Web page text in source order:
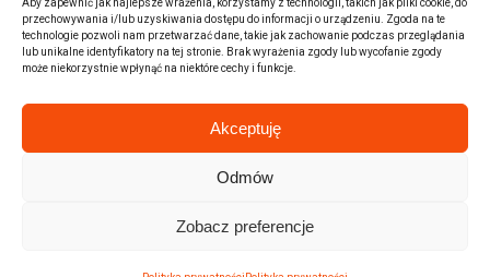
Aby zapewnić jak najlepsze wrażenia, korzystamy z technologii, takich jak pliki cookie, do
przechowywania i/lub uzyskiwania dostępu do informacji o urządzeniu. Zgoda na te
technologie pozwoli nam przetwarzać dane, takie jak zachowanie podczas przeglądania
lub unikalne identyfikatory na tej stronie. Brak wyrażenia zgody lub wycofanie zgody
może niekorzystnie wpłynąć na niektóre cechy i funkcje.
Akceptuję
Odmów
Zobacz preferencje
Auta z USA Białystok
Auta z USA Kraków
Marki samochodów
Sprzedam BMW
Wszystkie marki samochodów